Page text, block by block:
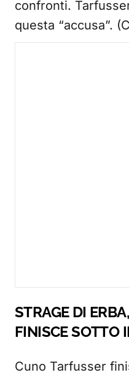
confronti.
questa “accusa”.
STRAGE DI
FINISCE SOTTO
Cuno Tarfusser